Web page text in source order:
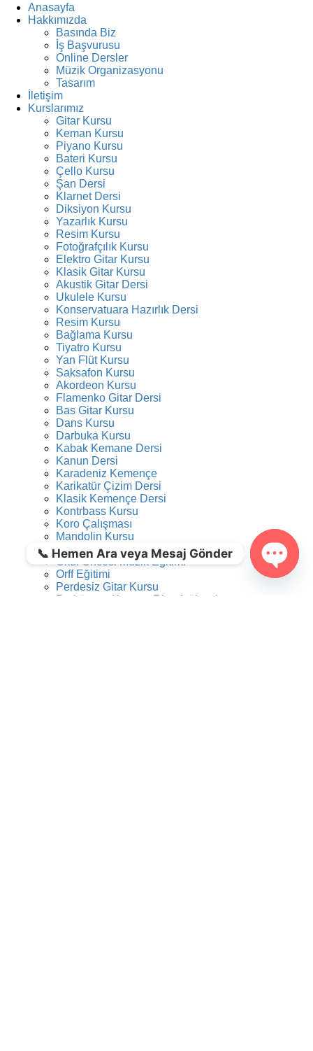
Anasayfa
Hakkımızda
Basında Biz
İş Başvurusu
Online Dersler
Müzik Organizasyonu
Tasarım
İletişim
Kurslarımız
Gitar Kursu
Keman Kursu
Piyano Kursu
Bateri Kursu
Çello Kursu
Şan Dersi
Klarnet Dersi
Diksiyon Kursu
Yazarlık Kursu
Resim Kursu
Fotoğrafçılık Kursu
Elektro Gitar Kursu
Klasik Gitar Kursu
Akustik Gitar Dersi
Ukulele Kursu
Konservatuara Hazırlık Dersi
Resim Kursu
Bağlama Kursu
Tiyatro Kursu
Yan Flüt Kursu
Saksafon Kursu
Akordeon Kursu
Flamenko Gitar Dersi
Bas Gitar Kursu
Dans Kursu
Darbuka Kursu
Kabak Kemane Dersi
Kanun Dersi
Karadeniz Kemençe
Karikatür Çizim Dersi
Klasik Kemençe Dersi
Kontrbass Kursu
Koro Çalışması
Mandolin Kursu
Ney Dersi
Okul Öncesi Müzik Eğitimi
Orff Eğitimi
Perdesiz Gitar Kursu
Perküsyon Kursu – Ritm Atölyesi
📞 Hemen Ara veya Mesaj Gönder